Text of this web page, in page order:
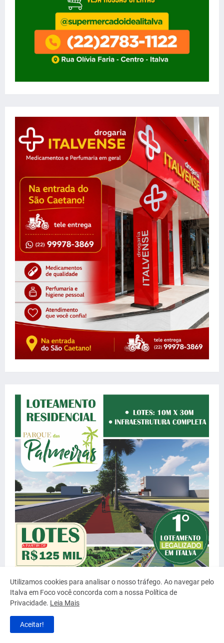
Utilizamos cookies para analisar o nosso tráfego. Ao navegar pelo
Italva em Foco você concorda com a nossa Política de
Privacidade. Leia Mais
Aceitar!